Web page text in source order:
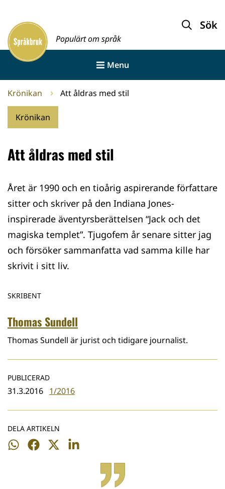
innehållet
Framsida
Populärt om språk
Sök
Menu
Krönikan Att åldras med stil
Krönikan
Att åldras med stil
Året är 1990 och en tioårig aspirerande författare
sitter och skriver på den Indiana Jones-
inspirerade äventyrsberättelsen “Jack och det
magiska templet”. Tjugofem år senare sitter jag
och försöker sammanfatta vad samma kille har
skrivit i sitt liv.
SKRIBENT
Thomas Sundell
Thomas Sundell är jurist och tidigare journalist.
PUBLICERAD
31.3.2016 1/2016
DELA ARTIKELN
Dela
Dela
Dela
Dela